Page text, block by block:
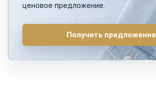
ценовое предложение.
Получить предложение